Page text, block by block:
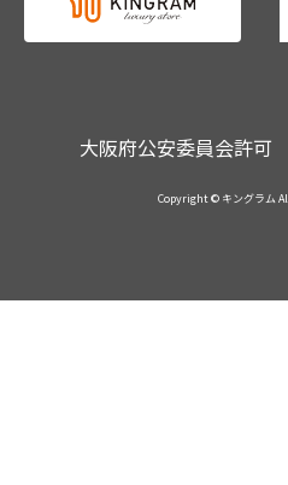
大阪府公安委員会許
Copyright © キングラム